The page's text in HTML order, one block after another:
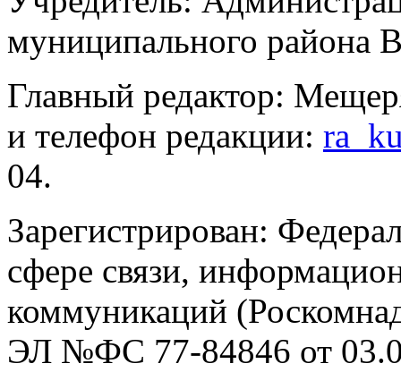
муниципального района
Главный редактор:
и телефон редакции:
04.
Зарегистрирован:
сфере связи,
коммуникаций
ЭЛ №ФС 77-84846 от